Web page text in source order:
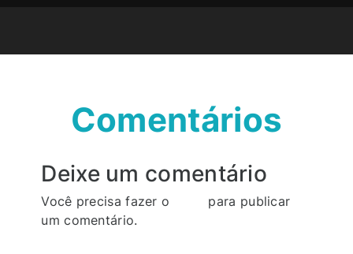
Comentários
Deixe um comentário
Você precisa fazer o
para publicar
um comentário.